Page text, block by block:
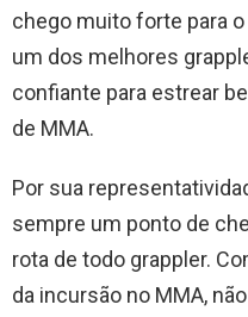
chego muito forte para
um dos melhores
confiante para estrear
de MMA.
Por sua
sempre um ponto de
rota de todo grappler.
da incursão no MMA,